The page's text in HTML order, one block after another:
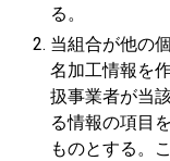
る。
当組合が他の
名加工情報を
扱事業者が当
る情報の項目
ものとする。